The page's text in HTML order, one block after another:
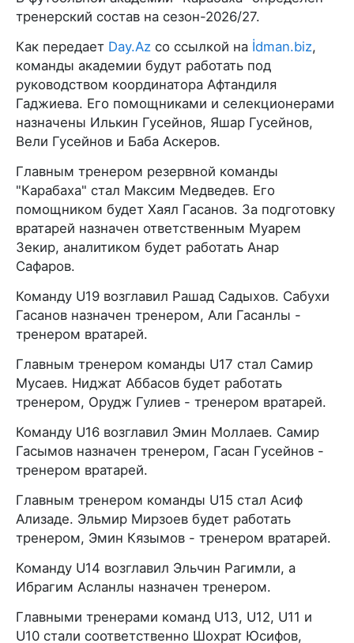
тренерский состав на сезон-2026/27.
Как передает Day.Az со ссылкой на İdman.biz,
команды академии будут работать под
руководством координатора Афтандиля
Гаджиева. Его помощниками и селекционерами
назначены Илькин Гусейнов, Яшар Гусейнов,
Вели Гусейнов и Баба Аскеров.
Главным тренером резервной команды
"Карабаха" стал Максим Медведев. Его
помощником будет Хаял Гасанов. За подготовку
вратарей назначен ответственным Муарем
Зекир, аналитиком будет работать Анар
Сафаров.
Команду U19 возглавил Рашад Садыхов. Сабухи
Гасанов назначен тренером, Али Гасанлы -
тренером вратарей.
Главным тренером команды U17 стал Самир
Мусаев. Ниджат Аббасов будет работать
тренером, Орудж Гулиев - тренером вратарей.
Команду U16 возглавил Эмин Моллаев. Самир
Гасымов назначен тренером, Гасан Гусейнов -
тренером вратарей.
Главным тренером команды U15 стал Асиф
Ализаде. Эльмир Мирзоев будет работать
тренером, Эмин Кязымов - тренером вратарей.
Команду U14 возглавил Эльчин Рагимли, а
Ибрагим Асланлы назначен тренером.
Главными тренерами команд U13, U12, U11 и
U10 стали соответственно Шохрат Юсифов,